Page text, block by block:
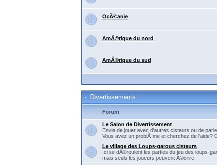
OcÃ©anie
AmÃ©rique du nord
AmÃ©rique du sud
Divertissements
Forum
Le Salon de Divertissement
Envie de jouer avec d'autres cisteurs ou de
Vous avez un problÃ¨me et cherchez de l'aide?
Le village des Loups-garous cisteurs
Ici se dÃ©roulent les parties du jeu des loups-
mais seuls les joueurs peuvent Ã©crire.